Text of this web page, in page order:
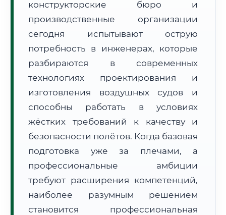
• Маршрут транзита:~2 691 км
📜 Документы и аккредитация ФИС ФРДО
🔍 Нажмите на документ для увеличения и просмотра
конструкторские бюро и
производственные организации
сегодня испытывают острую
потребность в инженерах, которые
разбираются в современных
технологиях проектирования и
изготовления воздушных судов и
способны работать в условиях
жёстких требований к качеству и
безопасности полётов. Когда базовая
подготовка уже за плечами, а
профессиональные амбиции
требуют расширения компетенций,
наиболее разумным решением
становится профессиональная